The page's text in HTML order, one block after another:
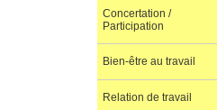
Concertation /
Participation
Bien-être au travail
Relation de travail